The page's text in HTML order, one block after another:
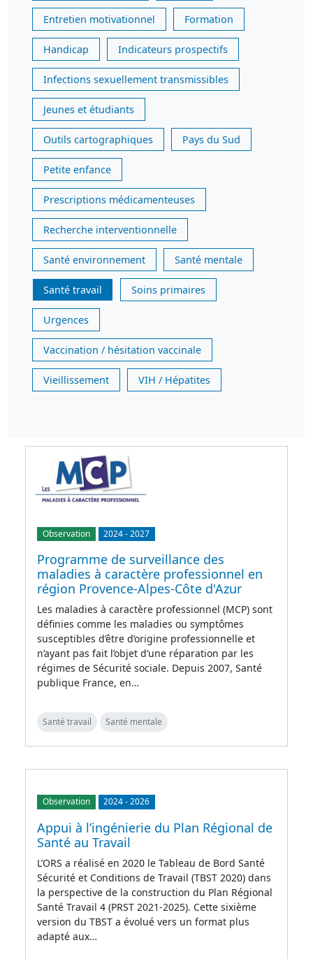
Entretien motivationnel Formation
Handicap Indicateurs prospectifs
Infections sexuellement transmissibles
Jeunes et étudiants
Outils cartographiques Pays du Sud
Petite enfance
Prescriptions médicamenteuses
Recherche interventionnelle
Santé environnement Santé mentale
Santé travail Soins primaires
Urgences
Vaccination / hésitation vaccinale
Vieillissement VIH / Hépatites
Observation 2024-2027
Programme de surveillance des
maladies à caractère professionnel en
région Provence-Alpes-Côte d'Azur
Les maladies à caractère professionnel (MCP) sont
définies comme les maladies ou symptômes
susceptibles d’être d’origine professionnelle et
n’ayant pas fait l’objet d’une réparation par les
régimes de Sécurité sociale. Depuis 2007, Santé
publique France, en…
Santé travail Santé mentale
Observation 2024-2026
Appui à l’ingénierie du Plan Régional de
Santé au Travail
L’ORS a réalisé en 2020 le Tableau de Bord Santé
Sécurité et Conditions de Travail (TBST 2020) dans
la perspective de la construction du Plan Régional
Santé Travail 4 (PRST 2021-2025). Cette sixième
version du TBST a évolué vers un format plus
adapté aux…